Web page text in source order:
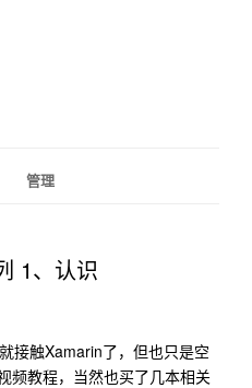
管理
1、认识
接触Xamarin了，但也只是空
频教程，当然也买了几本相关